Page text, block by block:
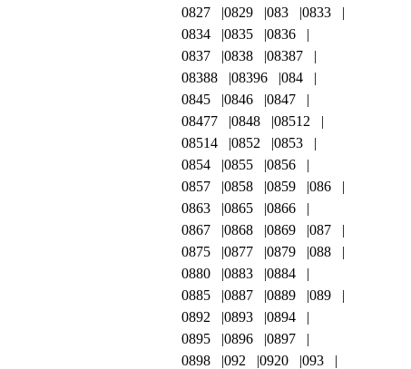
0827
0829 083
0833
0834
0835
0836
0837
0838
08387
08388
08396
084
0845
0846
0847
08477
0848
08512
08514
0852
0853
0854
0855
0856
0857
0858 0859
086
0863
0865
0866
0867
0868 0869
087
0875
0877 0879
088
0880
0883
0884
0885
0887 0889
089
0892
0893
0894
0895
0896
0897
0898
092 0920
093